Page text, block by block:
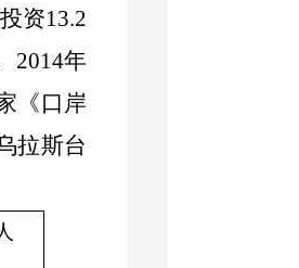
资13.2
2014年
《口岸
拉斯台